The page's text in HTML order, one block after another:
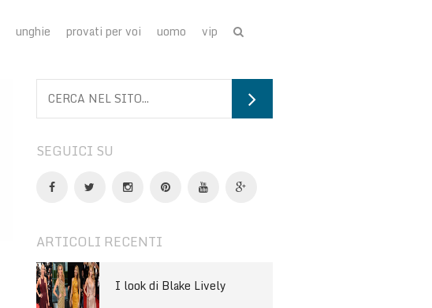
unghie provati per voi uomo vip
SEGUICI SU
ARTICOLI RECENTI
I look di Blake Lively